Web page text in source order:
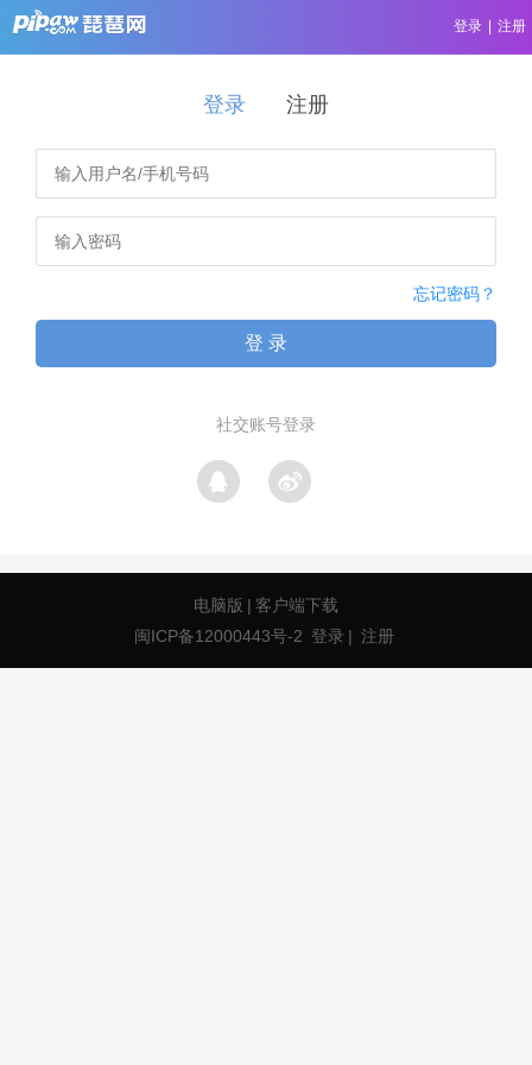
登录 注册
登录 注册
忘记密码？
登 录
社交账号登录
电脑版 | 客户端下载
闽ICP备12000443号-2 登录 | 注册